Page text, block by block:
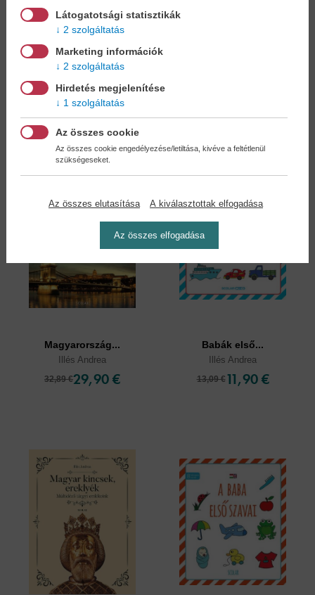
Hagyományos
mesterségek...
19,69 € 17,90 €
Magyarország...
Illés Andrea
32,89 €29,90 €
Babák első...
Illés Andrea
13,09 € 11,90 €
Látogatotsági statisztikák
2 szolgáltatás
Marketing információk
2 szolgáltatás
Hirdetés megjelenítése
1 szolgáltatás
Az összes cookie
Az összes cookie engedélyezése/letiltása, kivéve a feltétlenül
szükségeseket.
Az összes elutasítása A kiválasztottak elfogadása
Az összes elfogadása